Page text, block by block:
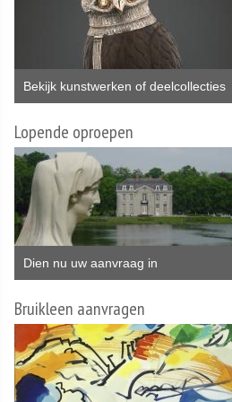
Bekijk kunstwerken of deelcollecties
Lopende oproepen
Dien nu uw aanvraag in
Bruikleen aanvragen